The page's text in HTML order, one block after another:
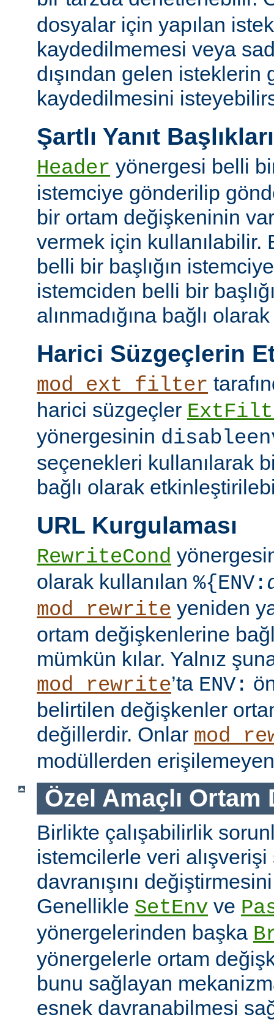
dosyalar için yapılan
kaydedilmemesi veya
dışından gelen isteklerin
kaydedilmesini
Şartlı Yanıt Başlıkları
Header yönergesi belli bir
istemciye gönderilip
bir ortam değişkeninin
vermek için kullanılabilir.
belli bir başlığın
istemciden belli bir
alınmadığına bağlı
Harici Süzgeçlerin
mod_ext_filter
harici süzgeçler
yönergesinin
seçenekleri kullanılarak
bağlı olarak
URL Kurgulaması
RewriteCond
olarak kullanılan %{ENV:
mod_rewrite yeniden
ortam değişkenlerine
mümkün kılar. Yalnız
mod_rewrite’ta ENV:
belirtilen değişkenler
değillerdir. Onlar
modüllerden
Özel Amaçlı
Birlikte çalışabilirlik
istemcilerle veri alışverişi
davranışını
Genellikle SetEnv ve
yönergelerinden başka
yönergelerle ortam
bunu sağlayan
esnek davranabilmesi